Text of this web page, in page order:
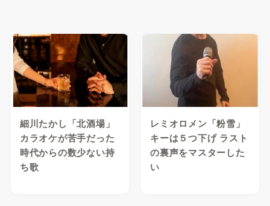
細川たかし「北酒場」
カラオケが苦手だった
時代からの数少ない持
ち歌
レミオロメン「粉雪」
キーは５つ下げ ラスト
の裏声をマスターした
い